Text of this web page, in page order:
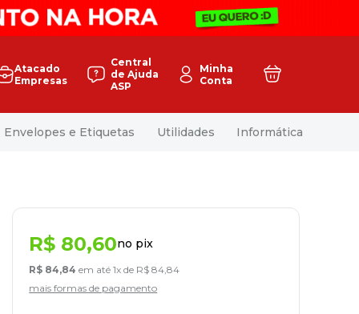
Atacado
Empresas
Central
de Ajuda
ASP
Minha
Conta
Envelopes e Etiquetas Utilidades Informática
R$ 80,60no pix
R$ 84,84 em até1x de R$ 84 ,84
mais formas de pagamento